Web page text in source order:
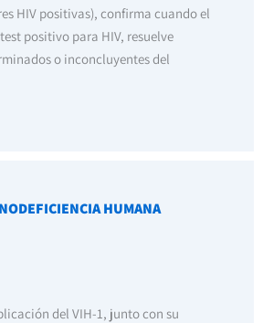
HIV positivas), confirma cuando el
positivo para HIV, resuelve
o inconcluyentes del
HUMANA
del VIH-1, junto con su